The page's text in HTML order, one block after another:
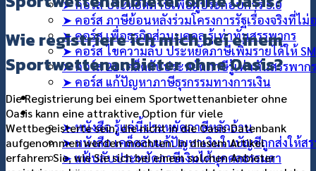
➤ คอร์ส ประหยัดภาษีเพื่อผู้ประกอบการ 5.0
➤ คอร์ส ภาษีย้อนหลังร่วมโครงการรัฐเรื่องจริงที่ไม่
➤ คอร์ส เพื่อธุรกิจส่วนบุคคล รู้เท่าทันสรรพากร
➤ คอร์ส ไขความลับ ประหยัดภาษีเพิ่มรายได้ให้
➤ คอร์ส 21 เคล็ดลับประหยัดภาษีรู้เท่าทันสรรพากร
➤ คอร์ส แก้ปัญหาภาษีธุรกรรมทางการเงิน
คอร์สที่ปรึกษา
สินค้า
➤ หนังสือ รู้แค่นี้ประหยัดภาษีหลักล้าน
➤ หนังสือ เคล็ดลับแก้ปัญหาเงินในบัญชีถูกส่งให้สร
➤ แฟ้บลับประหยัดภาษีเงินได้บุคคลธรรมดา
Wie registriere ich mich bei einem
Sportwettenanbieter ohne Oasis?
Die Registrierung bei einem Sportwettenanbieter ohne
Oasis kann eine attraktive Option für viele
Wettbegeisterte sein, die nicht in die Oasis-Datenbank
aufgenommen werden möchten. In diesem Artikel
erfahren Sie, wie Sie sich bei einem solchen Anbieter